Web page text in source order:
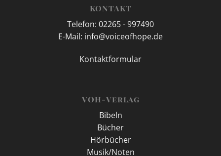
KONTAKT
Telefon: 02265 - 997490
E-Mail: info@voiceofhope.de
Kontaktformular
VOH-Verlag
Bibeln
Bücher
Hörbücher
Musik/Noten